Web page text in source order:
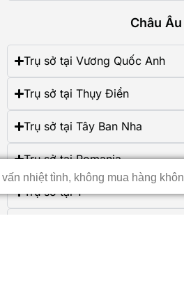
Châu Âu
Trụ sở tại Vương Quốc Anh
Trụ sở tại Thụy Điển
Trụ sở tại Tây Ban Nha
Trụ sở tại Romania
Trụ sở tại Ý
nhiệt tình, không mua hàng